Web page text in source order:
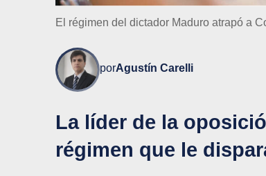
El régimen del dictador Maduro atrapó a
porAgustín Carelli
La líder de la
régimen que le